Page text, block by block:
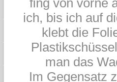
ich, bis ich auf
klebt die
man das
Im Gegensatz